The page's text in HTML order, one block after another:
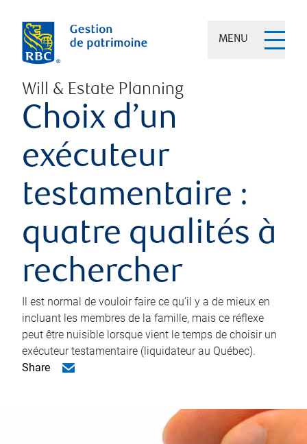
MENU
Will & Estate Planning
Choix d’un
exécuteur
testamentaire :
quatre qualités à
rechercher
Il est normal de vouloir faire ce qu’il y a de mieux en
incluant les membres de la famille, mais ce réflexe
peut être nuisible lorsque vient le temps de choisir un
exécuteur testamentaire (liquidateur au Québec).
Share